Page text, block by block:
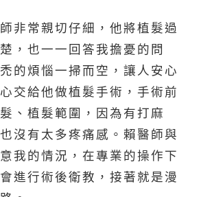
非常親切仔細，他將植髮過
，也一一回答我擔憂的問
的煩惱一掃而空，讓人安心
交給他做植髮手術，手術前
、植髮範圍，因為有打麻
沒有太多疼痛感。賴醫師與
我的情況，在專業的操作下
進行術後衛教，接著就是漫